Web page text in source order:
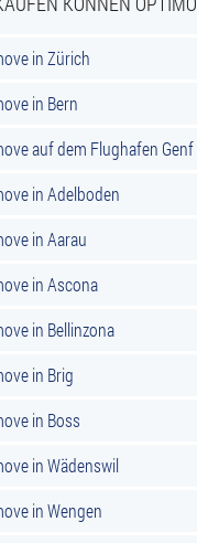
in Zürich
in Bern
auf dem Flughafen Genf
in Adelboden
in Aarau
in Ascona
in Bellinzona
in Brig
in Boss
in Wädenswil
in Wengen